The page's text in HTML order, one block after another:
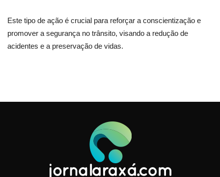
Este tipo de ação é crucial para reforçar a conscientização e
promover a segurança no trânsito, visando a redução de
acidentes e a preservação de vidas.